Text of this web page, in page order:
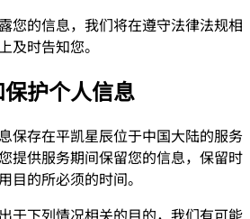
您的信息，我们将在遵守法律法规相
及时告知您。
护个人信息
保存在平凯星辰位于中国大陆的服务
提供服务期间保留您的信息，保留时
目的所必须的时间。
于下列情况相关的目的，我们有可能